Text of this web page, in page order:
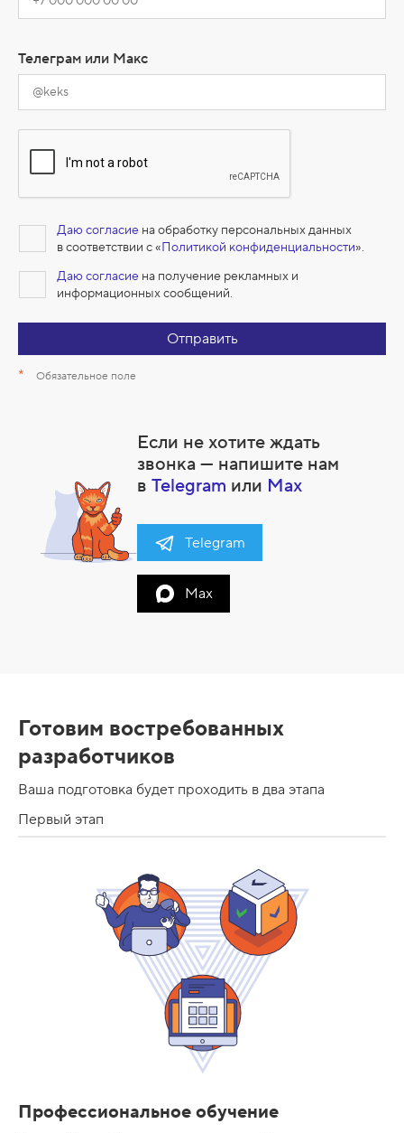
Телеграм или Макс
Даю согласие на обработку персональных данных
в соответствии с «Политикой конфиденциальности».
Даю согласие на получение рекламных и
информационных сообщений.
Отправить
* Обязательное поле
Если не хотите ждать
звонка — напишите нам
вTelegram или Max
Telegram
Max
Готовим востребованных
разработчиков
Ваша подготовка будет проходить в два этапа
Первый этап
Профессиональное обучение